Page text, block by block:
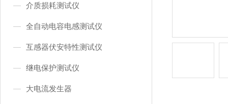
介质损耗测试仪
全自动电容电感测试仪
互感器伏安特性测试仪
继电保护测试仪
大电流发生器